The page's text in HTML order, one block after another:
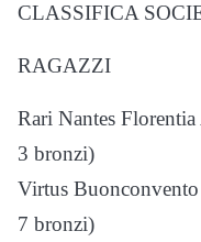
CLASSIFICA
RAGAZZI
Rari Nantes
3 bronzi)
Virtus
7 bronzi)